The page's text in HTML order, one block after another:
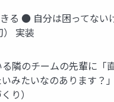
る ● 自分は困ってない
実装
隣のチームの先輩に「
みたいなのあります？
り）